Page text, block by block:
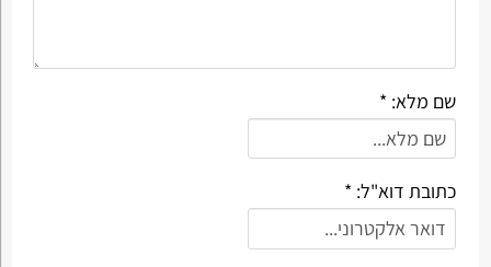
שם מלא: *
כתובת דוא"ל: *